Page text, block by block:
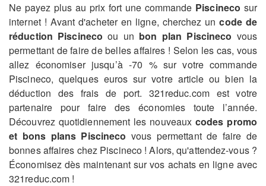
Ne payez plus au prix fort une commande Piscineco sur
internet ! Avant d'acheter en ligne, cherchez uncode de
réduction Piscineco ou un bon plan Piscineco vous
permettant de faire de belles affaires ! Selon les cas, vous
allez économiser jusqu’à -70 % sur votre commande
Piscineco, quelques euros sur votre article ou bien la
déduction des frais de port. 321reduc.com est votre
partenaire pour faire des économies toute l’année.
Découvrez quotidiennement les nouveauxcodes promo
et bons plans Piscineco vous permettant de faire de
bonnes affaires chez Piscineco ! Alors, qu'attendez-vous ?
Économisez dès maintenant sur vos achats en ligne avec
321reduc.com !